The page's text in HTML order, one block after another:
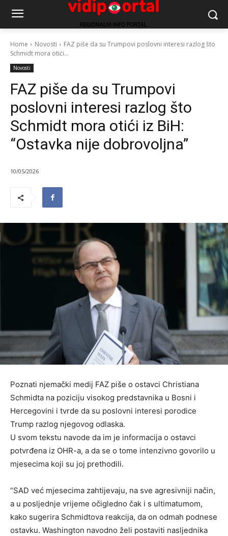
Home Novosti
FAZ piše da su Trumpovi poslovni interesi razlog što
Schmidt mora otići...
Novosti
FAZ piše da su Trumpovi
poslovni interesi razlog što
Schmidt mora otići iz BiH:
“Ostavka nije dobrovoljna”
10/05/2026
Poznati njemački medij FAZ piše o ostavci Christiana
Schmidta na poziciju visokog predstavnika u Bosni i
Hercegovini i tvrde da su poslovni interesi porodice
Trump razlog njegovog odlaska.
U svom tekstu navode da im je informacija o ostavci
potvrđena iz OHR-a, a da se o tome intenzivno govorilo u
mjesecima koji su joj prethodili.
“SAD već mjesecima zahtijevaju, na sve agresivniji način,
a u posljednje vrijeme očigledno čak i s ultimatumom,
kako sugerira Schmidtova reakcija, da on odmah podnese
ostavku. Washington navodno želi postaviti nasljednika